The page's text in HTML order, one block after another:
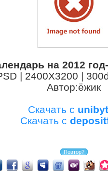
на 2012
| 2400X3200 |
Автор:ёжик
Скачать с
Скачать с